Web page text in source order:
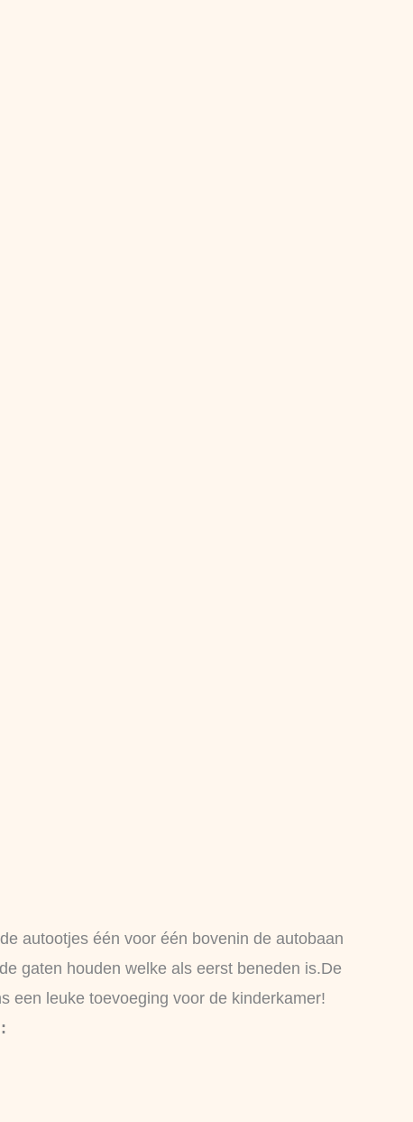
autootjes één voor één bovenin de autobaan
gaten houden welke als eerst beneden is.De
een leuke toevoeging voor de kinderkamer!